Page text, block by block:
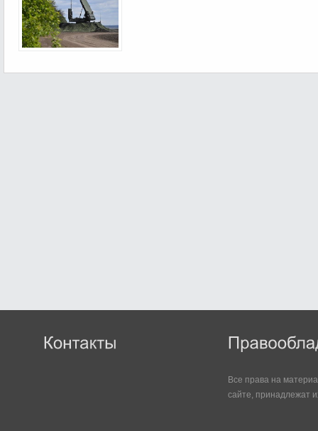
Все права на
сайте, принадлежат